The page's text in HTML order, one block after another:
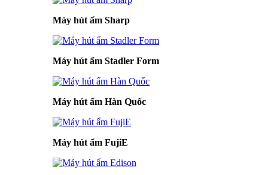
Máy hút ẩm Sharp
Máy hút ẩm Stadler Form
Máy hút ẩm Hàn Quốc
Máy hút ẩm FujiE